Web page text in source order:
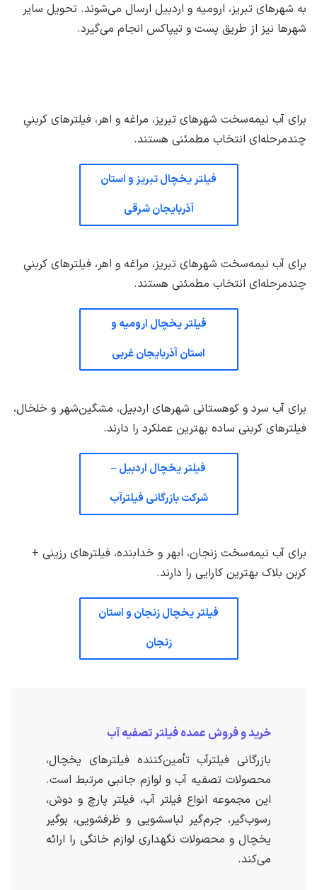
به شهرهای تبریز، ارومیه و اردبیل ارسال می‌شوند. تحویل سایر
شهرها نیز از طریق پست و تیپاکس انجام می‌گیرد.
برای آب نیمه‌سخت شهرهای تبریز، مراغه و اهر، فیلترهای کربنیِ
چندمرحله‌ای انتخاب مطمئنی هستند.
فیلتر یخچال تبریز و استان
آذربایجان شرقی
برای آب نیمه‌سخت شهرهای تبریز، مراغه و اهر، فیلترهای کربنیِ
چندمرحله‌ای انتخاب مطمئنی هستند.
فیلتر یخچال ارومیه و
استان آذربایجان غربی
برای آب سرد و کوهستانی شهرهای اردبیل، مشگین‌شهر و خلخال،
فیلترهای کربنی ساده بهترین عملکرد را دارند.
فیلتر یخچال اردبیل –
شرکت بازرگانی فیلترآب
برای آب نیمه‌سخت زنجان، ابهر و خدابنده، فیلترهای رزینی +
کربن بلاک بهترین کارایی را دارند.
فیلتر یخچال زنجان و استان
زنجان
خرید و فروش عمده فیلتر تصفیه آب
بازرگانی فیلترآب تأمین‌کننده فیلترهای یخچال،
محصولات تصفیه آب و لوازم جانبی مرتبط است.
این مجموعه انواع فیلتر آب، فیلتر پارچ و دوش،
رسوب‌گیر، جرم‌گیر لباسشویی و ظرفشویی، بوگیر
یخچال و محصولات نگهداری لوازم خانگی را ارائه
می‌کند.